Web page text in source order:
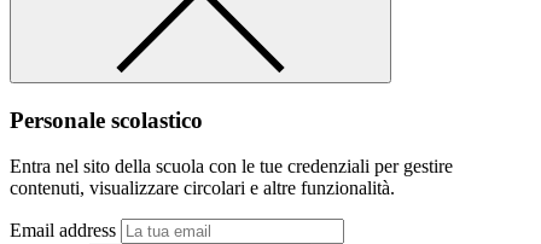
Personale scolastico
Entra nel sito della scuola con le tue credenziali per gestire
contenuti, visualizzare circolari e altre funzionalità.
Email address